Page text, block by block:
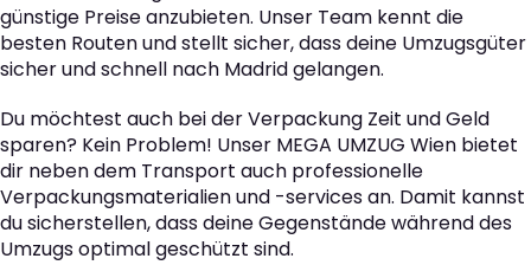
günstige Preise anzubieten. Unser Team kennt die
besten Routen und stellt sicher, dass deine Umzugsgüter
sicher und schnell nach Madrid gelangen.
Du möchtest auch bei der Verpackung Zeit und Geld
sparen? Kein Problem! Unser MEGA UMZUG Wien bietet
dir neben dem Transport auch professionelle
Verpackungsmaterialien und -services an. Damit kannst
du sicherstellen, dass deine Gegenstände während des
Umzugs optimal geschützt sind.